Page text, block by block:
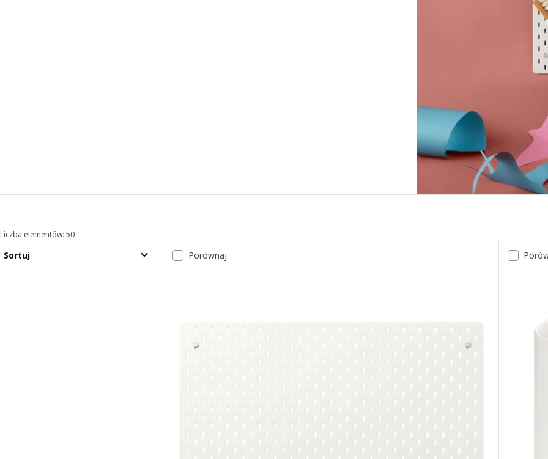
Sortowanie i filtrowanie
Liczba elementów: 50
Sortuj Lista wyników
Porównaj